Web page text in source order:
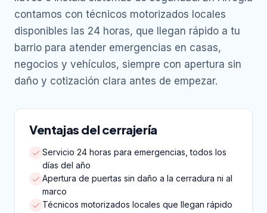
contamos con técnicos motorizados locales
disponibles las 24 horas, que llegan rápido a tu
barrio para atender emergencias en casas,
negocios y vehículos, siempre con apertura sin
daño y cotización clara antes de empezar.
Ventajas del cerrajería
Servicio 24 horas para emergencias, todos los
días del año
Apertura de puertas sin daño a la cerradura ni al
marco
Técnicos motorizados locales que llegan rápido